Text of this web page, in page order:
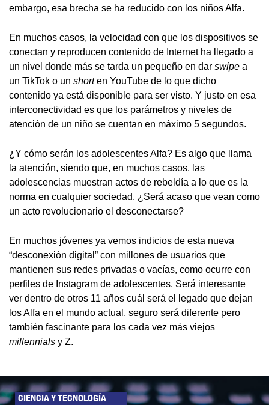
embargo, esa brecha se ha reducido con los niños Alfa.
En muchos casos, la velocidad con que los dispositivos se
conectan y reproducen contenido de Internet ha llegado a
un nivel donde más se tarda un pequeño en dar swipe a
un TikTok o un shorten YouTube de lo que dicho
contenido ya está disponible para ser visto. Y justo en esa
interconectividad es que los parámetros y niveles de
atención de un niño se cuentan en máximo 5 segundos.
¿Y cómo serán los adolescentes Alfa? Es algo que llama
la atención, siendo que, en muchos casos, las
adolescencias muestran actos de rebeldía a lo que es la
norma en cualquier sociedad. ¿Será acaso que vean como
un acto revolucionario el desconectarse?
En muchos jóvenes ya vemos indicios de esta nueva
“desconexión digital” con millones de usuarios que
mantienen sus redes privadas o vacías, como ocurre con
perfiles de Instagram de adolescentes. Será interesante
ver dentro de otros 11 años cuál será el legado que dejan
los Alfa en el mundo actual, seguro será diferente pero
también fascinante para los cada vez más viejos
millennials y Z.
CIENCIA Y TECNOLOGÍA